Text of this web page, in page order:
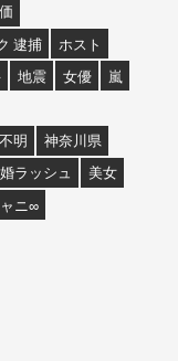
逮捕
ホスト
地震 女優
嵐
明
神奈川県
ラッシュ
美女
ニ∞